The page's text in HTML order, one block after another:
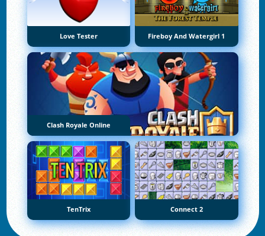
Love Tester Fireboy And Watergirl 1
Clash Royale Online
TenTrix Connect 2